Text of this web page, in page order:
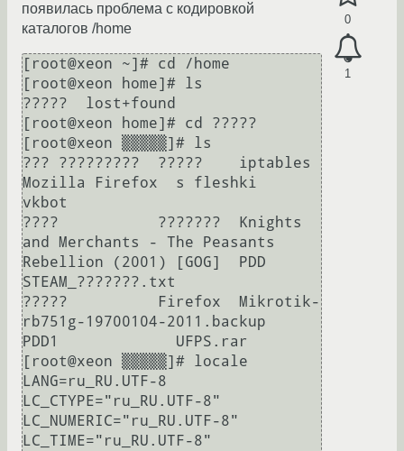
0
1
появилась проблема с кодировкой
каталогов /home
[root@xeon ~]# cd /home
[root@xeon home]# ls
?????  lost+found
[root@xeon home]# cd ?????
[root@xeon ▒▒▒▒▒]# ls
??? ?????????  ?????    iptables
Mozilla Firefox  s fleshki
vkbot
????           ???????  Knights
and Merchants - The Peasants
Rebellion (2001) [GOG]  PDD
STEAM_???????.txt
?????          Firefox  Mikrotik-
rb751g-19700104-2011.backup
PDD1             UFPS.rar
[root@xeon ▒▒▒▒▒]# locale
LANG=ru_RU.UTF-8
LC_CTYPE="ru_RU.UTF-8"
LC_NUMERIC="ru_RU.UTF-8"
LC_TIME="ru_RU.UTF-8"